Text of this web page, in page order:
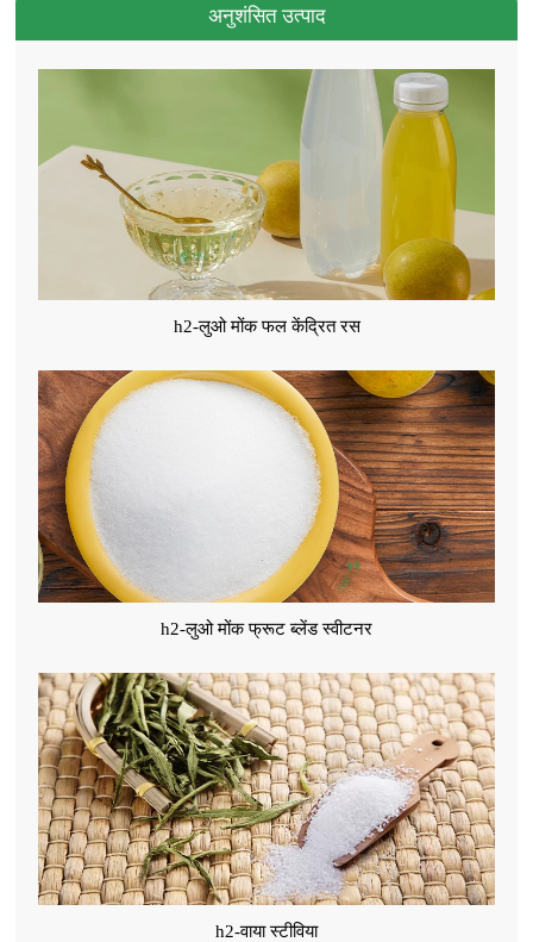
अनुशंसित उत्पाद
h2-लुओ मोंक फल केंद्रित रस
h2-लुओ मोंक फ्रूट ब्लेंड स्वीटनर
h2-वाया स्टीविया